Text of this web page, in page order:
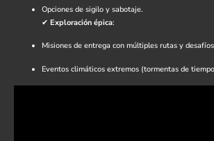
Opciones de sigilo y sabotaje.
✔ Exploración épica:
Misiones de entrega con múltiples rutas y
Eventos climáticos extremos (tormentas de